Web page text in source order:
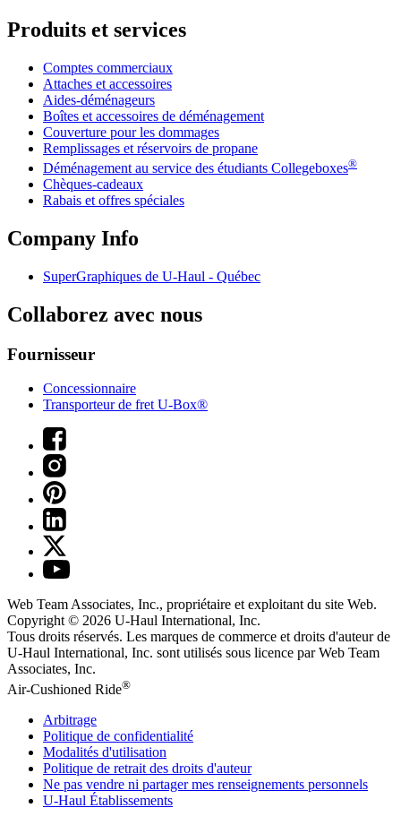
Produits et services
Comptes commerciaux
Attaches et accessoires
Aides-déménageurs
Boîtes et accessoires de déménagement
Couverture pour les dommages
Remplissages et réservoirs de propane
Déménagement au service des étudiants Collegeboxes®
Chèques-cadeaux
Rabais et offres spéciales
Company Info
SuperGraphiques de U-Haul - Québec
Collaborez avec nous
Fournisseur
Concessionnaire
Transporteur de fret U-Box®
Web Team Associates, Inc., propriétaire et exploitant du site Web.
Copyright © 2026 U-Haul International, Inc.
Tous droits réservés. Les marques de commerce et droits d'auteur de
U-Haul International, Inc. sont utilisés sous licence par Web Team
Associates, Inc.
Air-Cushioned Ride®
Arbitrage
Politique de confidentialité
Modalités d'utilisation
Politique de retrait des droits d'auteur
Ne pas vendre ni partager mes renseignements personnels
U-Haul Établissements